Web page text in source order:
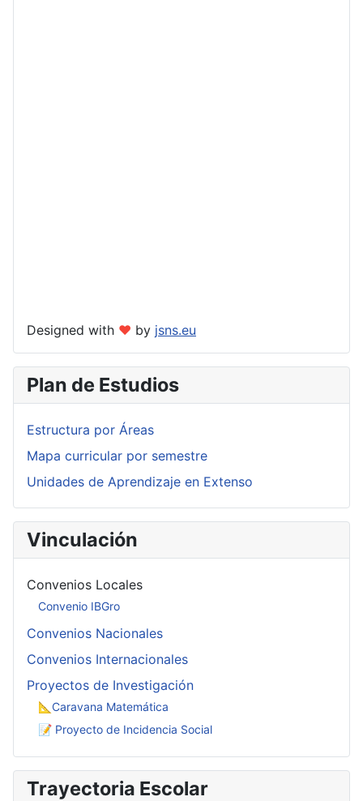
Designed with ❤ by jsns.eu
Plan de Estudios
Estructura por Áreas
Mapa curricular por semestre
Unidades de Aprendizaje en Extenso
Vinculación
Convenios Locales
Convenio IBGro
Convenios Nacionales
Convenios Internacionales
Proyectos de Investigación
📐Caravana Matemática
📝 Proyecto de Incidencia Social
Trayectoria Escolar